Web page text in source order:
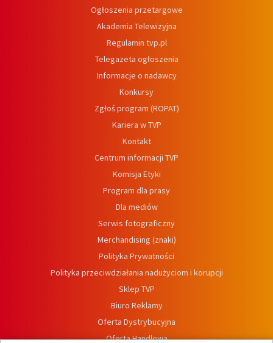
Ogłoszenia przetargowe
Akademia Telewizyjna
Regulamin tvp.pl
Telegazeta ogłoszenia
Informacje o nadawcy
Konkursy
Zgłoś program (ROPAT)
Kariera w TVP
Kontakt
Centrum informacji TVP
Komisja Etyki
Program dla prasy
Dla mediów
Serwis fotograficzny
Merchandising (znaki)
Polityka Prywatności
Polityka przeciwdziałania nadużyciom i korupcji
Sklep TVP
Biuro Reklamy
Oferta Dystrybucyjna
Oferta Handlowa